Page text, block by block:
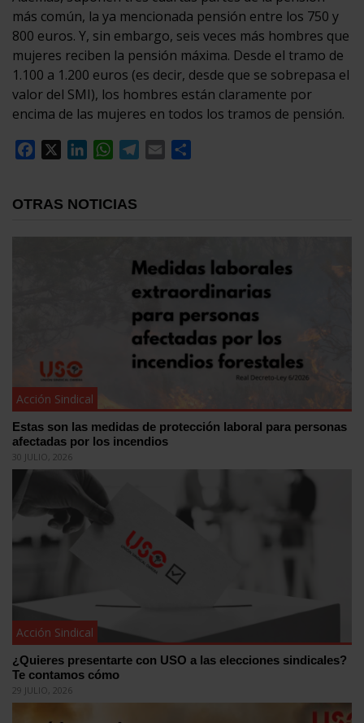
más común, la ya mencionada pensión entre los 750 y
800 euros. Y, sin embargo, seis veces más hombres que
mujeres reciben la pensión máxima. Desde el tramo de
1.100 a 1.200 euros (es decir, desde que se sobrepasa el
valor del SMI), los hombres están claramente por
encima de las mujeres en todos los tramos de pensión.
Facebook
LinkedInWhatsApp
Telegram
Email
OTRAS NOTICIAS
Acción Sindical
Estas son las medidas de protección laboral para personas
afectadas por los incendios
30 JULIO, 2026
Acción Sindical
¿Quieres presentarte con USO a las elecciones sindicales?
Te contamos cómo
29 JULIO, 2026